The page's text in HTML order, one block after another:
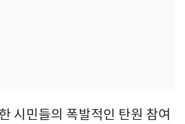
시민들의 폭발적인 탄원 참여